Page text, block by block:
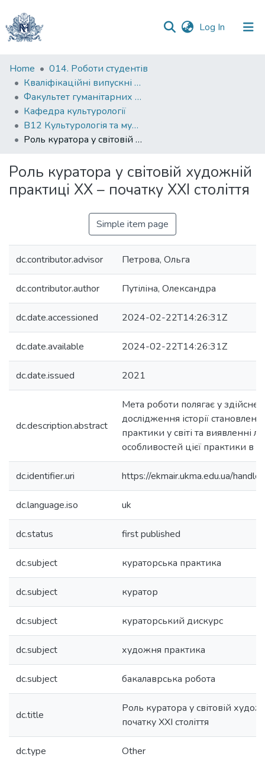
Log In (current)
Communities
&
Collections
All of DSpace
Home
014. Роботи студентів
Кваліфікаційні випускні роботи здобувачів вищої освіти бакалаврських програм
Факультет гуманітарних наук
Кафедра культурології
B12 Культурологія та музеєзнавство
Роль куратора у світовій художній практиці ХХ – початку ХХІ століття
Роль куратора у світовій художній
практиці ХХ – початку ХХІ століття
Simple item page
dc.contributor.advisor Петрова, Ольга
dc.contributor.author Путіліна, Олександра
dc.date.accessioned 2024-02-22T14:26:31Z
dc.date.available 2024-02-22T14:26:31Z
dc.date.issued 2021
dc.description.abstract
Мета роботи полягає у
дослідження історії
практики у світі та виявленні
особливостей цієї практики в
dc.identifier.uri https://ekmair.ukma.edu.ua/
dc.language.iso uk
dc.status first published
dc.subject кураторська практика
dc.subject куратор
dc.subject кураторський дискурс
dc.subject художня практика
dc.subject бакалаврська робота
dc.title
Роль куратора у світовій
початку ХХІ століття
dc.type Other